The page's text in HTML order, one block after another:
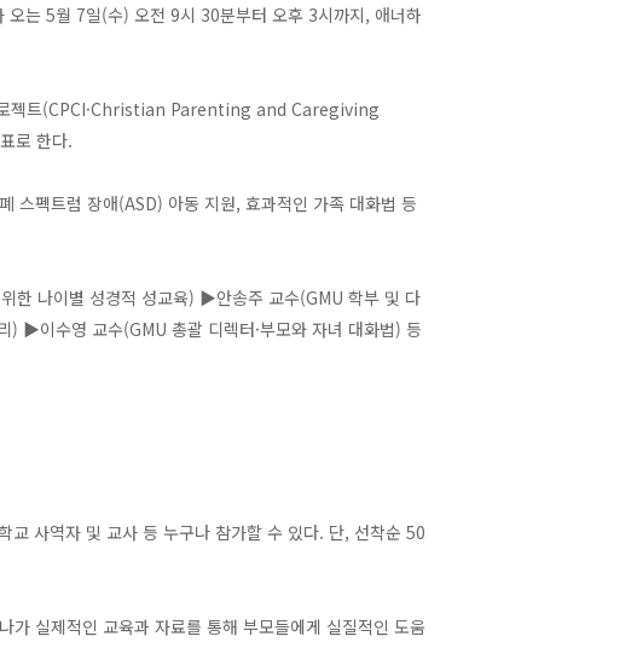
오는 5월 7일(수) 오전 9시 30분부터 오후 3시까지, 애너하
로젝트(CPCI·Christian Parenting and Caregiving
로 한다.
스펙트럼 장애(ASD) 아동 지원, 효과적인 가족 대화법 등
한 나이별 성경적 성교육) ▶안송주 교수(GMU 학부 및 다
) ▶이수영 교수(GMU 총괄 디렉터·부모와 자녀 대화법) 등
교 사역자 및 교사 등 누구나 참가할 수 있다. 단, 선착순 50
가 실제적인 교육과 자료를 통해 부모들에게 실질적인 도움